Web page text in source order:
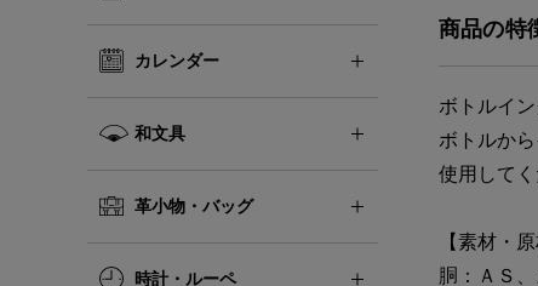
カレンダー
和文具
革小物・バッグ
時計・ルーペ
商品の特
ボトルイ
ボトルか
使用してく
【素材・原
胴：ＡＳ